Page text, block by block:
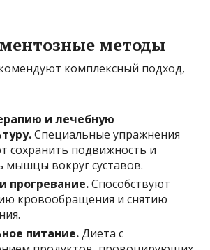
методы
комплексный подход,
и лечебную
Специальные упражнения
сохранить подвижность и
мышцы вокруг суставов.
прогревание.Способствуют
кровообращения и снятию
питание.Диета с